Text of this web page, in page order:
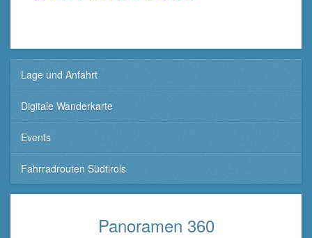
Lage und Anfahrt
Digitale Wanderkarte
Events
Fahrradrouten Südtirols
Panoramen 360